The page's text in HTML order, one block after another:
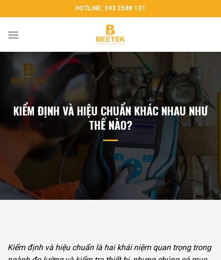
đến
nội
HOTLINE: 093 2588 131
KIỂM ĐỊNH VÀ HIỆU CHUẨN KHÁC NHAU NHƯ
THẾ NÀO?
Kiểm định và hiệu chuẩn là hai khái niệm quan trọng trong